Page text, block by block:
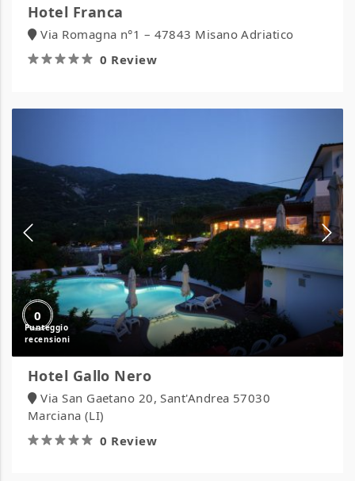
Hotel Franca
Via Romagna n°1 – 47843 Misano Adriatico
0 Review
0
Hotel Gallo Nero
Via San Gaetano 20, Sant'Andrea 57030
Marciana (LI)
0 Review